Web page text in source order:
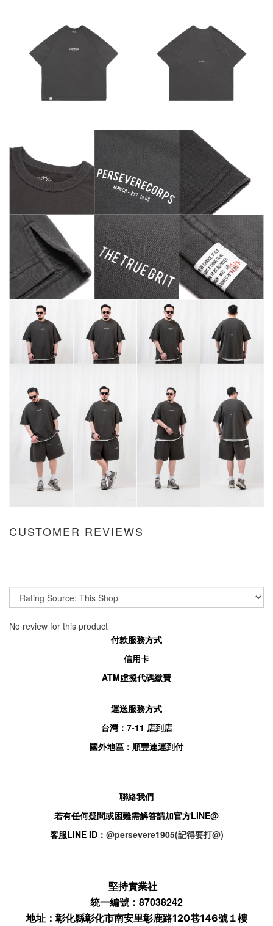
CUSTOMER REVIEWS
No review for this product
付款服務方式
信用卡
ATM虛擬代碼繳費
運送服務方式
台灣： 7-11 店到店
國外地區：順豐速運到付
聯絡我們
若有任何疑問或困難需解答請加官方LINE@
客服LINE ID： @persevere1905(記得要打@)
堅持實業社
統一編號：87038242
地址： 彰化縣彰化市南安里彰鹿路120巷146號１樓